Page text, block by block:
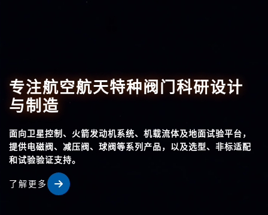
专注航空航天特种阀门科研设计
与制造
面向卫星控制、火箭发动机系统、机载流体及地面试验平台，
提供电磁阀、减压阀、球阀等系列产品，以及选型、非标适配
和试验验证支持。
了解更多